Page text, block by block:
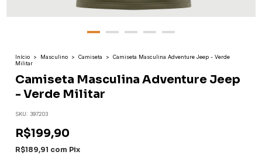
Início > Masculino > Camiseta >
Camiseta Masculina Adventure Jeep - Verde
Militar
Camiseta Masculina Adventure Jeep
- Verde Militar
SKU: 397203
R$199,90
R$189,91 com Pix